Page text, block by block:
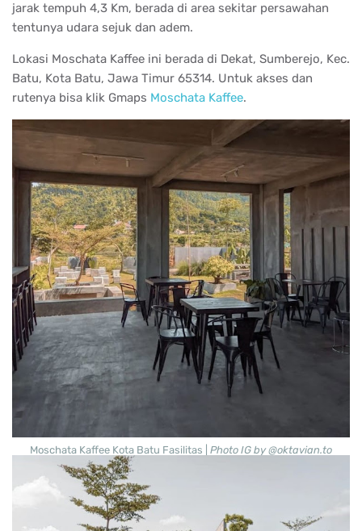
jarak tempuh 4,3 Km, berada di area sekitar persawahan
tentunya udara sejuk dan adem.
Lokasi Moschata Kaffee ini berada di Dekat, Sumberejo, Kec.
Batu, Kota Batu, Jawa Timur 65314. Untuk akses dan
rutenya bisa klik Gmaps Moschata Kaffee.
Moschata Kaffee Kota Batu Fasilitas | Photo IG by @oktavian.to